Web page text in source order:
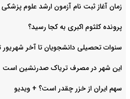
زمان آغاز ثبت نام آزمون ارشد علوم
پرونده کلثوم اکبری به کجا رسید؟
سنوات تحصیلی دانشجویان تا آخر
این شهر در مصرف تریاک صدرنشین است
سهم ایران از خزر چقدر است؟ + ویدیو